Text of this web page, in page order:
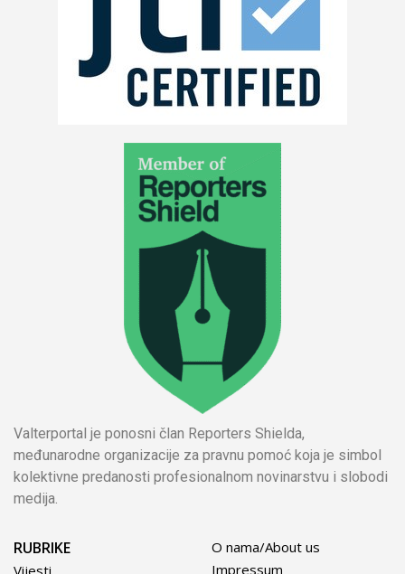
Valterportal je ponosni član Reporters Shielda,
međunarodne organizacije za pravnu pomoć koja je simbol
kolektivne predanosti profesionalnom novinarstvu i slobodi
medija.
RUBRIKE
O nama/About us
Impressum